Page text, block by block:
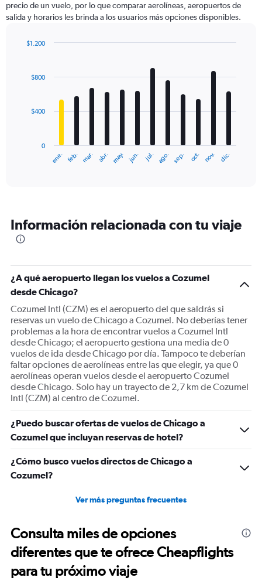
1
Y
displaying
precio de un vuelo, por lo que comparar aerolíneas, aeropuertos de
salida y horarios les brinda a los usuarios más opciones disponibles.
with
The
categories.
The
Y
axis
displaying
values.
Range:
0
to
1200.
ene. feb. mar. abr. may. jun. jul. ago. sep. oct. nov. dic.
0
$400
$800
$1.200
Información relacionada con tu viaje
¿A qué aeropuerto llegan los vuelos a Cozumel
desde Chicago?
Cozumel Intl (CZM) es el aeropuerto del que saldrás si
reservas un vuelo de Chicago a Cozumel. No deberías tener
problemas a la hora de encontrar vuelos a Cozumel Intl
desde Chicago; el aeropuerto gestiona una media de 0
vuelos de ida desde Chicago por día. Tampoco te deberían
faltar opciones de aerolíneas entre las que elegir, ya que 0
aerolíneas operan vuelos desde el aeropuerto Cozumel
desde Chicago. Solo hay un trayecto de 2,7 km de Cozumel
Intl (CZM) al centro de Cozumel.
¿Puedo buscar ofertas de vuelos de Chicago a
Cozumel que incluyan reservas de hotel?
¿Cómo busco vuelos directos de Chicago a
Cozumel?
Ver más preguntas frecuentes
Consulta miles de opciones
diferentes que te ofrece Cheapflights
para tu próximo viaje